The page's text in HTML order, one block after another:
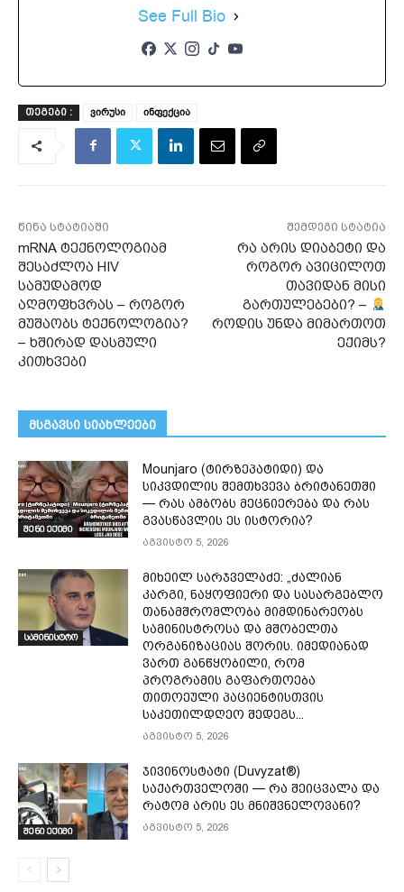
See Full Bio
ᲗᲔᲒᲔᲑᲘ : ვირუსი ინფექცია
წინა სტატიაში
mRNA ტექნოლოგიამ
შესაძლოა HIV
სამუდამოდ
აღმოფხვრას – როგორ
მუშაობს ტექნოლოგია?
– ხშირად დასმული
კითხვები
შემდეგი სტატია
რა არის დიაბეტი და
როგორ ავიცილოთ
თავიდან მისი
გართულებები? –
როდის უნდა მიმართოთ
ექიმს?
მსგავსი სიახლეები
შენი ექიმი
Mounjaro (ტირზეპატიდი) და
სიკვდილის შემთხვევა ბრიტანეთში
— რას ამბობს მეცნიერება და რას
გვასწავლის ეს ისტორია?
აგვისტო 5, 2026
სამინისტრო
მიხეილ სარჯველაძე: „ძალიან
კარგი, ნაყოფიერი და სასარგებლო
თანამშრომლობა მიმდინარეობს
სამინისტროსა და მშობელთა
ორგანიზაციას შორის. იმედიანად
ვართ განწყობილი, რომ
პროგრამის გაფართოება
თითოეული პაციენტისთვის
საკეთილდღეო შედეგს...
აგვისტო 5, 2026
შენი ექიმი
ჯივინოსტატი (Duvyzat®)
საქართველოში — რა შეიცვალა და
რატომ არის ეს მნიშვნელოვანი?
აგვისტო 5, 2026